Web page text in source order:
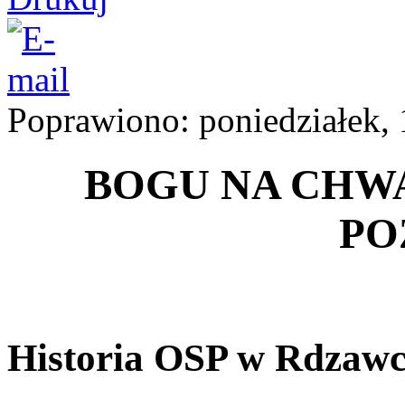
Poprawiono:
BOGU NA
Historia OSP w